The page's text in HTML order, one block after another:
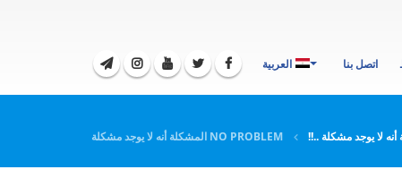
اتصل بنا العربية
لا يوجد مشكلة ..!! NO PROBLEM المشكلة أنه لا يوجد مشكلة